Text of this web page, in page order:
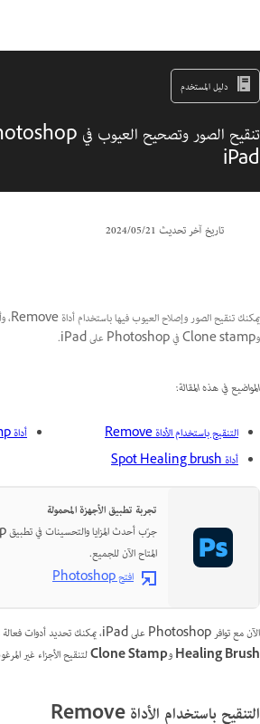
دليل المستخدم
iPad
تاريخ آخر تحديث21‏/05‏/2024
وClone stamp في Photoshop على iPad.
المواضيع في هذه المقالة:
التنقيح باستخدام الأداة Remove
أداة Spot Healing brush
أداة Clone Stamp
تجربة تطبيق الأجهزة المحمولة
المتاح الآن للجميع.
افتح Photoshop
الآن مع توافر Photoshop على iPad، يمكنك تحديد أدوات فعالة مثل أداة
Healing BrushوClone Stampلتنقيح الأجزاء غير
التنقيح باستخدام الأداة Remove